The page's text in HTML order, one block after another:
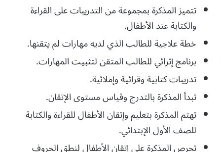
تتميز المذكرة بمجموعة من التدريبات على القراءة
والكتابة عند الأطفال.
خطة علاجية للطالب الذي لديه مهارات لم يتقنها.
برنامج إثرائي للطالب المتقن لتثبيت المهارات.
تدريبات كتابية وقرائية وإملائية.
تبدأ المذكرة بالتدرج وقياس مستوى الإتقان.
تهتم المذكرة بتعليم وإتقان الأطفال للقراءة والكتابة
للصف الأول الإبتدائي.
تحرص المذكرة على إتقان الأطفال لنطق الحروف